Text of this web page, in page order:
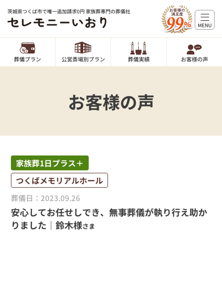
茨城県つくば市で唯一追加請求0円 家族葬専門の葬儀社
葬儀プラン 公営斎場別プラン 葬儀実績 お客様の声
MENU
お客様の声
家族葬1日プラス＋
つくばメモリアルホール
葬儀日：2023.09.26
安心してお任せしでき、無事葬儀が執り行え助か
りました｜鈴木様さま